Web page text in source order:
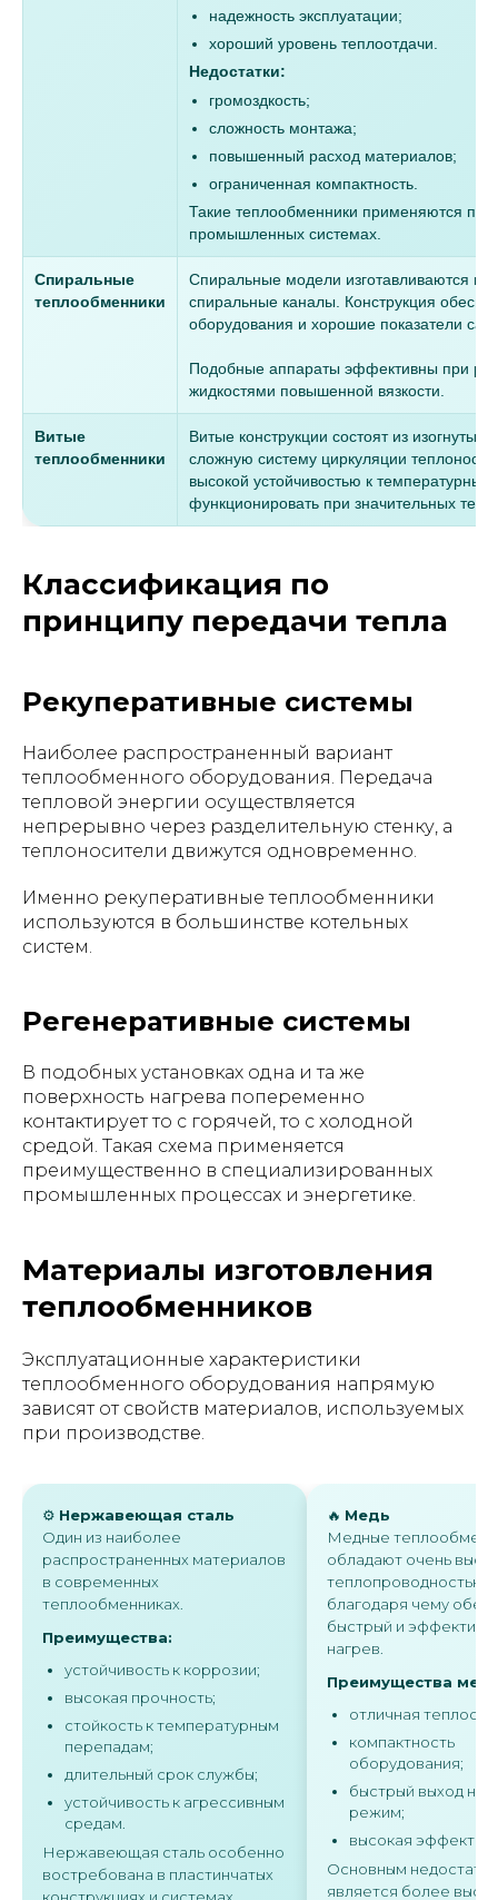
надежность эксплуатации;
хороший уровень теплоотдачи.
Недостатки:
громоздкость;
сложность монтажа;
повышенный расход материалов;
ограниченная компактность.
Такие теплообменники применяются
промышленных системах.
Спиральные
теплообменники
Спиральные модели изготавливаются из
спиральные каналы. Конструкция
оборудования и хорошие показатели
Подобные аппараты эффективны при
жидкостями повышенной вязкости.
Витые
теплообменники
Витые конструкции состоят из
сложную систему циркуляции
высокой устойчивостью к
функционировать при значительных
Классификация по
принципу передачи тепла
Рекуперативные системы
Наиболее распространенный вариант
теплообменного оборудования. Передача
тепловой энергии осуществляется
непрерывно через разделительную стенку, а
теплоносители движутся одновременно.
Именно рекуперативные теплообменники
используются в большинстве котельных
систем.
Регенеративные системы
В подобных установках одна и та же
поверхность нагрева попеременно
контактирует то с горячей, то с холодной
средой. Такая схема применяется
преимущественно в специализированных
промышленных процессах и энергетике.
Материалы изготовления
теплообменников
Эксплуатационные характеристики
теплообменного оборудования напрямую
зависят от свойств материалов, используемых
при производстве.
⚙️ Нержавеющая сталь
Один из наиболее
распространенных материалов
в современных
теплообменниках.
Преимущества:
устойчивость к коррозии;
высокая прочность;
стойкость к температурным
перепадам;
длительный срок службы;
устойчивость к агрессивным
средам.
Нержавеющая сталь особенно
востребована в пластинчатых
🔥 Медь
Медные
обладают очень
теплопроводностью,
благодаря чему
быстрый и
нагрев.
Преимущества
отличная
компактность
оборудования;
быстрый выход на
режим;
высокая
Основным
является более